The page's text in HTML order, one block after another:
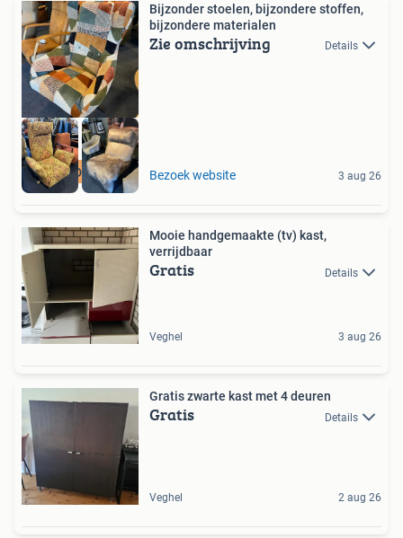
BIJZONDER STOELEN
Bijzonder stoelen, bijzondere stoffen,
bijzondere materialen
Zie omschrijving Details
Bezoek website 3 aug 26
Mooie handgemaakte (tv) kast,
verrijdbaar
Gratis Details
Veghel 3 aug 26
Gratis zwarte kast met 4 deuren
Gratis Details
Veghel 2 aug 26